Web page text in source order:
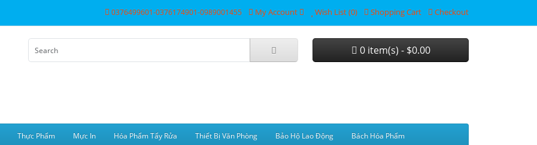
0376499601-0376174901-0989001455 My Account Wish List (0) Shopping Cart Checkout
0 item(s) - $0.00
Thực Phẩm Mực In Hóa Phẩm Tẩy Rửa Thiết Bị Văn Phòng Bảo Hộ Lao Động Bách Hóa Phẩm